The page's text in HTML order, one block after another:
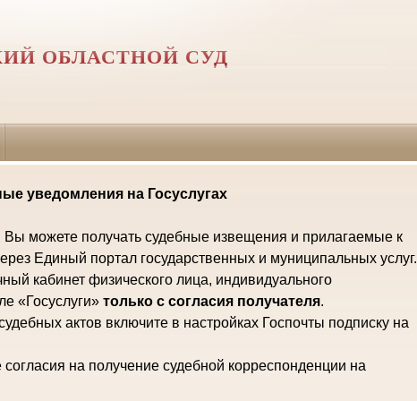
ОБЛАСТНОЙ СУД
уведомления на Госуслугах
Вы можете получать судебные извещения и прилагаемые к
Единый портал государственных и муниципальных услуг.
кабинет физического лица, индивидуального
«Госуслуги» только с согласия получателя.
актов включите в настройках Госпочты подписку на
на получение судебной корреспонденции на